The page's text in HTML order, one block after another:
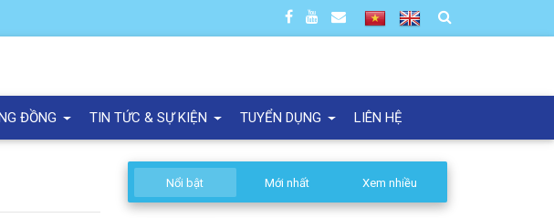
ĐỒNG TIN TỨC & SỰ KIỆN TUYỂN DỤNG LIÊN HỆ
Nổi bật Mới nhất Xem nhiều